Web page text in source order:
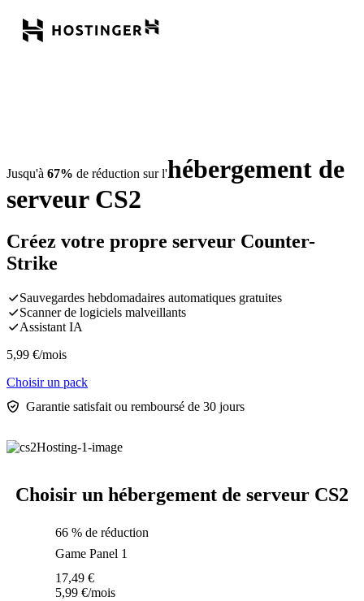
Jusqu'à 67% de réduction sur l'hébergement de
serveur CS2
Créez votre propre serveur Counter-
Strike
Sauvegardes hebdomadaires automatiques gratuites
Scanner de logiciels malveillants
Assistant IA
5,99 €/mois
Choisir un pack
Garantie satisfait ou remboursé de 30 jours
Choisir un hébergement de serveur CS2
66 % de réduction
Game Panel 1
17,49 €
5,99 €/mois